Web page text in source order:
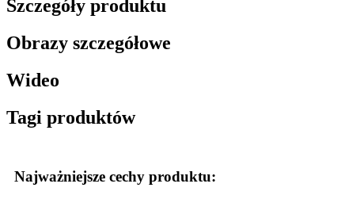
Szczegóły produktu
Obrazy szczegółowe
Wideo
Tagi produktów
Najważniejsze cechy produktu: